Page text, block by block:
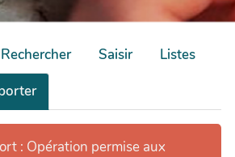
Rechercher Saisir
Listes
: Opération permise aux